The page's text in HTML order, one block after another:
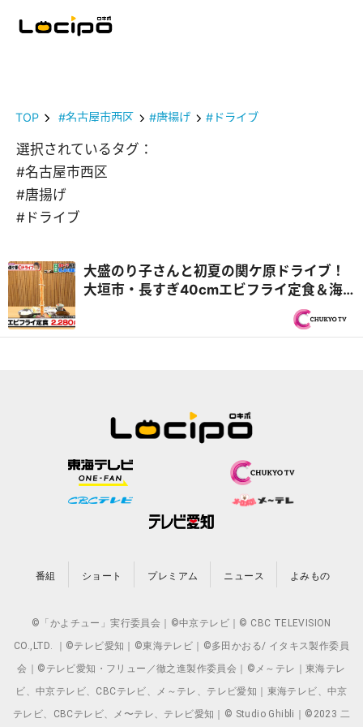
TOP #名古屋市西区 #唐揚げ #ドライブ
選択されているタグ：
#名古屋市西区
#唐揚げ
#ドライブ
大盛のり子さんと初夏の関ケ原ドライブ！
大垣市・長すぎ40cmエビフライ定食＆海
津市・飛騨牛中華食べ放題！？『PS純金
番組 ショート プレミアム ニュース よみもの
©「かよチュー」実行委員会｜©中京テレビ｜© CBC TELEVISION
CO.,LTD. ｜©テレビ愛知｜©東海テレビ｜©多田かおる/ イタキス製作委員
会｜©テレビ愛知・フリュー／徹之進製作委員会｜©メ～テレ｜東海テレ
ビ、中京テレビ、CBCテレビ、メ～テレ、テレビ愛知｜東海テレビ、中京
テレビ、CBCテレビ、メ〜テレ、テレビ愛知｜© Studio Ghibli｜©2023 二